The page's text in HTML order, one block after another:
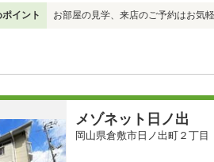
イント お部屋の見学、来店のご予約はお気
メゾネット日ノ出
岡山県倉敷市日ノ出町２丁目